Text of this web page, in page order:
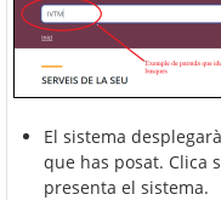
El sistema
que has posat. Clica
presenta el sistema.